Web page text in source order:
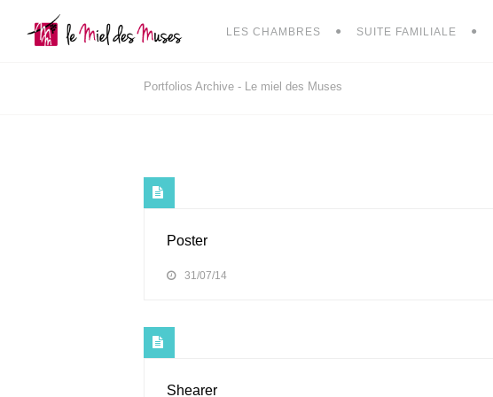
LES CHAMBRES SUITE FAMILIALE
Portfolios Archive - Le miel des Muses
Poster
31/07/14
Shearer